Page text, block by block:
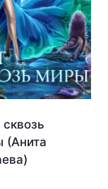
(Анита